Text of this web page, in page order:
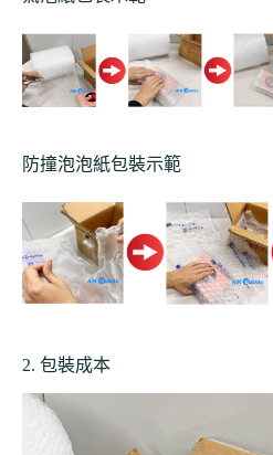
防撞泡泡紙包裝示範
2. 包裝成本